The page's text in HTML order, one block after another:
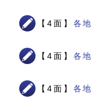
【4面】 各
【4面】 各
【4面】 各